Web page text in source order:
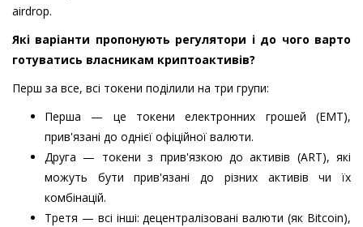
airdrop.
Які варіанти пропонують регулятори і до чого варто
готуватись власникам криптоактивів?
Перш за все, всі токени поділили на три групи:
Перша — це токени електронних грошей (EMT),
прив'язані до однієї офіційної валюти.
Друга — токени з прив'язкою до активів (ART), які
можуть бути прив'язані до різних активів чи їх
комбінацій.
Третя — всі інші: децентралізовані валюти (як Bitcoin),